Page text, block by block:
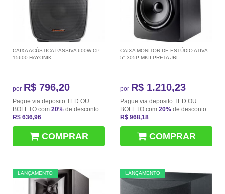
CAIXA ACÚSTICA PASSIVA 600W CP
15600 HAYONIK
por R$ 796,20
Pague via deposito TED OU
BOLETO com 20% de desconto
R$ 636,96
COMPRAR
CAIXA MONITOR DE ESTÚDIO ATIVA
5'' 305P MKII PRETA JBL
por R$ 1.210,23
Pague via deposito TED OU
BOLETO com 20% de desconto
R$ 968,18
COMPRAR
LANÇAMENTO LANÇAMENTO